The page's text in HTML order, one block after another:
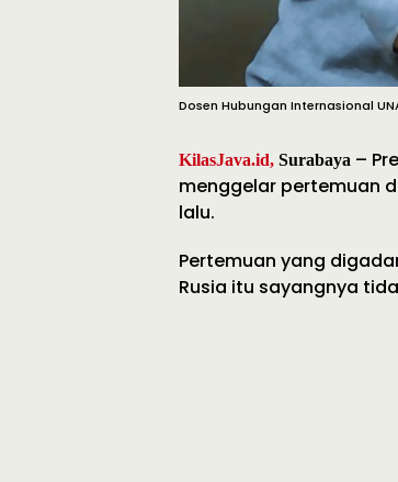
Dosen Hubungan Internasional
KilasJava.id, Surabaya –
menggelar pertemuan
lalu.
Pertemuan yang
Rusia itu sayangnya